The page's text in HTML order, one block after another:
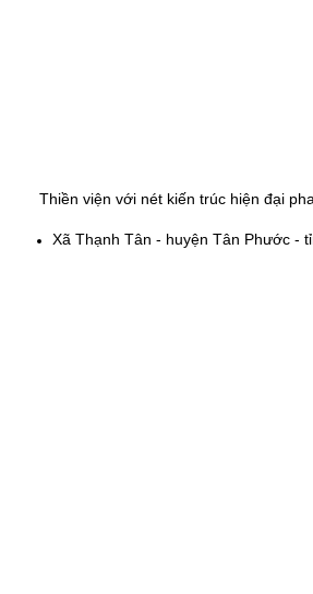
Thiền viện với nét kiến trúc hiện đại pha
Xã Thạnh Tân - huyện Tân Phước -